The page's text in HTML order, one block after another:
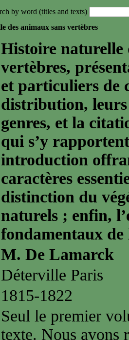
by word (titles and texts)
des animaux sans vertèbres
Histoire naturelle
vertèbres,
et particuliers de
distribution, leurs
genres, et la
qui s’y
introduction
caractères
distinction du
naturels ; enfin,
fondamentaux de
M. De Lamarck
Déterville Paris
1815-1822
Seul le premier
texte. Nous avons